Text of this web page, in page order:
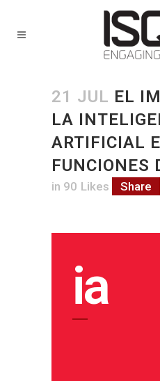
21 JUL EL
LA
ARTIFICIAL
FUNCIONES
in 90 Likes Share
ia